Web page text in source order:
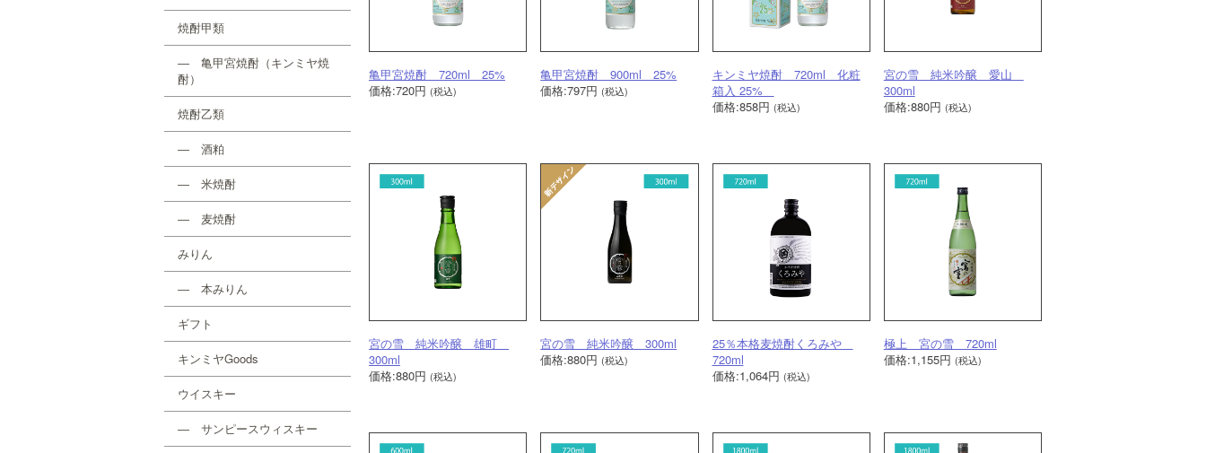
焼酎甲類
― 亀甲宮焼酎（キンミヤ焼
酎）
焼酎乙類
― 酒粕
― 米焼酎
― 麦焼酎
みりん
― 本みりん
ギフト
キンミヤGoods
ウイスキー
― サンピースウィスキー
亀甲宮焼酎 720ml 25%
価格:720円 (税込)
亀甲宮焼酎 900ml 25%
価格:797円 (税込)
キンミヤ焼酎 720ml 化粧
箱入 25%
価格:858円 (税込)
宮の雪 純米吟醸 愛山
300ml
価格:880円 (税込)
宮の雪 純米吟醸 雄町
300ml
価格:880円 (税込)
宮の雪 純米吟醸 300ml
価格:880円 (税込)
25％本格麦焼酎くろみや
720ml
価格:1,064円 (税込)
極上 宮の雪 720ml
価格:1,155円 (税込)